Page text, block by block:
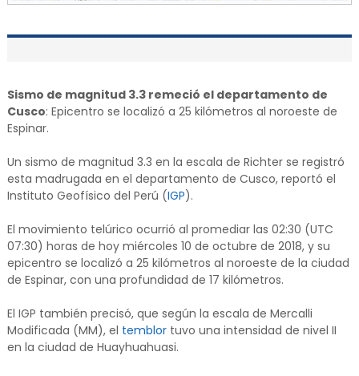
Sismo de magnitud 3.3 remeció el departamento de
Cusco: Epicentro se localizó a 25 kilómetros al noroeste de
Espinar.
Un sismo de magnitud 3.3 en la escala de Richter se registró
esta madrugada en el departamento de Cusco, reportó el
Instituto Geofísico del Perú (IGP).
El movimiento telúrico ocurrió al promediar las 02:30 (UTC
07:30) horas de hoy miércoles 10 de octubre de 2018, y su
epicentro se localizó a 25 kilómetros al noroeste de la ciudad
de Espinar, con una profundidad de 17 kilómetros.
El IGP también precisó, que según la escala de Mercalli
Modificada (MM), el temblortuvo una intensidad de nivel II
en la ciudad de Huayhuahuasi.